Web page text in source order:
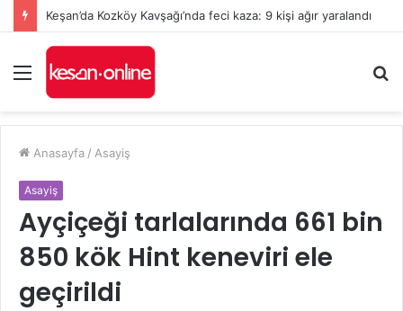
Keşan’da Kozköy Kavşağı’nda feci kaza: 9 kişi ağır yaralandı
Menü
...
Anasayfa / Asayiş
Asayiş
Ayçiçeği tarlalarında 661 bin
850 kök Hint keneviri ele
geçirildi